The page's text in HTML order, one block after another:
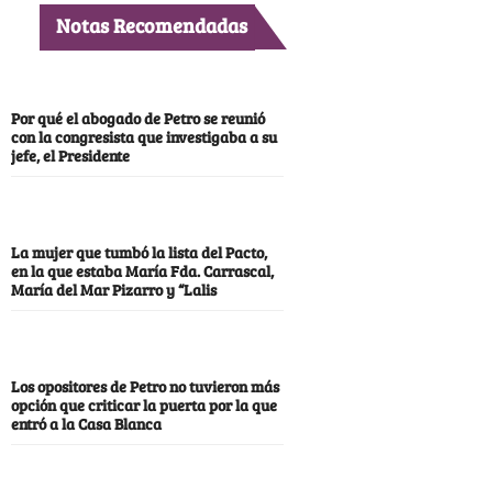
Notas Recomendadas
Por qué el abogado de Petro se reunió
con la congresista que investigaba a su
jefe, el Presidente
La mujer que tumbó la lista del Pacto,
en la que estaba María Fda. Carrascal,
María del Mar Pizarro y “Lalis
Los opositores de Petro no tuvieron más
opción que criticar la puerta por la que
entró a la Casa Blanca